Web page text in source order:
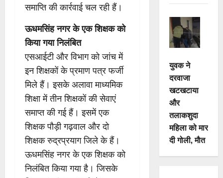
समाप्ति की कार्रवाई चल रही हैं।
ऊधमसिंह नगर के एक शिक्षक को
किया गया निलंबित
एसआईटी और विभाग को जांच में
इन शिक्षकों के प्रमाण पत्र फर्जी
मिले हैं। इसके अलावा माध्यमिक
शिक्षा में तीन शिक्षकों की सेवाएं
समाप्त की गई हैं। इसमें एक
शिक्षक पौड़ी गढ़वाल और दो
शिक्षक रुद्रप्रयाग जिले के हैं।
ऊधमसिंह नगर के एक शिक्षक को
निलंबित किया गया है। जिसके
युवक ने
दरवाजा
खटखटाया
और
तलाकशुदा
महिला को मार
दी गोली, माैत